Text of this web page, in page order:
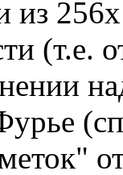
из
(т.е.